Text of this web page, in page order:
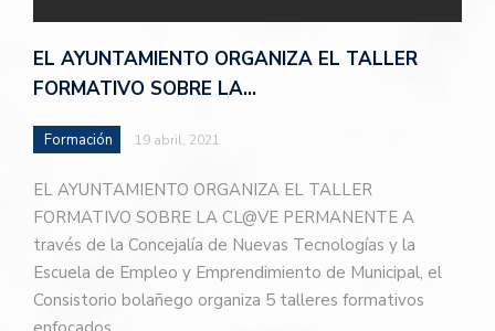
EL AYUNTAMIENTO ORGANIZA EL TALLER
FORMATIVO SOBRE LA…
Formación 19 abril, 2021
EL AYUNTAMIENTO ORGANIZA EL TALLER
FORMATIVO SOBRE LA CL@VE PERMANENTE A
través de la Concejalía de Nuevas Tecnologías y la
Escuela de Empleo y Emprendimiento de Municipal, el
Consistorio bolañego organiza 5 talleres formativos